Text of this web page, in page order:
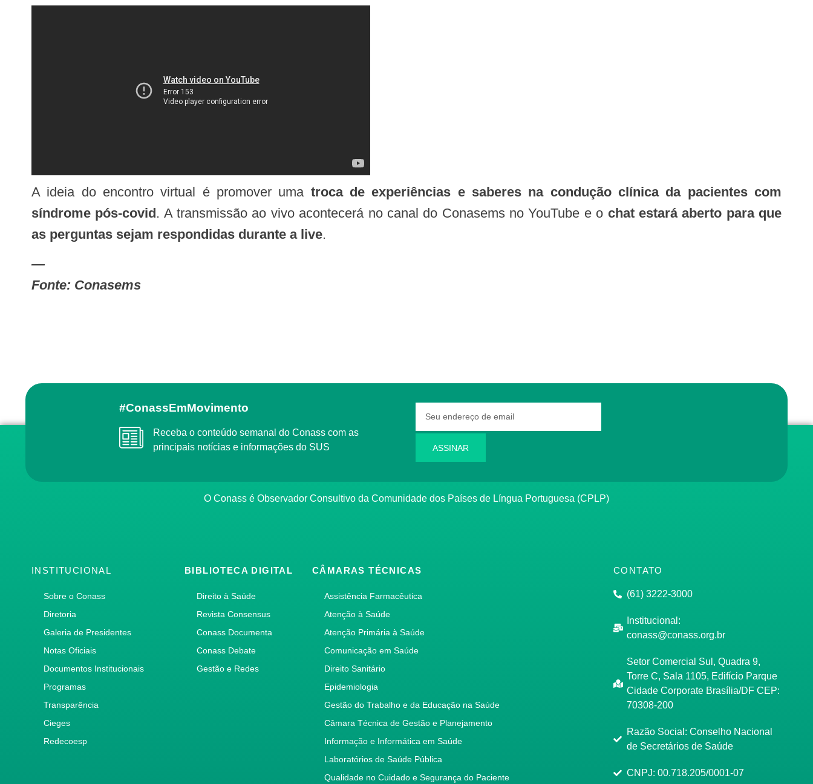
A ideia do encontro virtual é promover uma troca de experiências e saberes na condução clínica da pacientes com
síndrome pós-covid. A transmissão ao vivo acontecerá no canal do Conasems no YouTube e o chat estará aberto para que
as perguntas sejam respondidas durante a live.
—
Fonte: Conasems
#ConassEmMovimento
Receba o conteúdo semanal do Conass com as
principais notícias e informações do SUS
ASSINAR
O Conass é Observador Consultivo da Comunidade dos Países de Língua Portuguesa (CPLP)
INSTITUCIONAL
Sobre o Conass
Diretoria
Galeria de Presidentes
Notas Oficiais
Documentos Institucionais
Programas
Transparência
Cieges
Redecoesp
BIBLIOTECA DIGITAL
Direito à Saúde
Revista Consensus
Conass Documenta
Conass Debate
Gestão e Redes
CÂMARAS TÉCNICAS
Assistência Farmacêutica
Atenção à Saúde
Atenção Primária à Saúde
Comunicação em Saúde
Direito Sanitário
Epidemiologia
Gestão do Trabalho e da Educação na Saúde
Câmara Técnica de Gestão e Planejamento
Informação e Informática em Saúde
Laboratórios de Saúde Pública
Qualidade no Cuidado e Segurança do Paciente
CONTATO
(61) 3222-3000
Institucional:
conass@conass.org.br
Setor Comercial Sul, Quadra 9,
Torre C, Sala 1105, Edifício Parque
Cidade Corporate Brasília/DF CEP:
70308-200
Razão Social: Conselho Nacional
de Secretários de Saúde
CNPJ: 00.718.205/0001-07